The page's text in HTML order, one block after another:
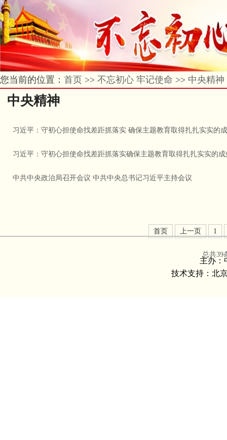
您当前的位置： 首页 >> 不忘初心 牢记使命 >> 中央精神
中央精神
习近平：守初心担使命找差距抓落实 确保主题教育取得扎扎实实的
习近平：守初心担使命找差距抓落实确保主题教育取得扎扎实实的成
中共中央政治局召开会议 中共中央总书记习近平主持会议
首页 上一页 1
总共
主办：
技术支持：北